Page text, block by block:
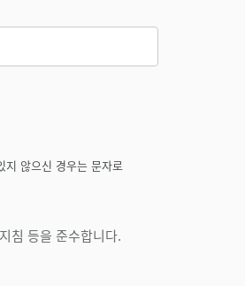
지 않으신 경우는 문자로
침 등을 준수합니다.